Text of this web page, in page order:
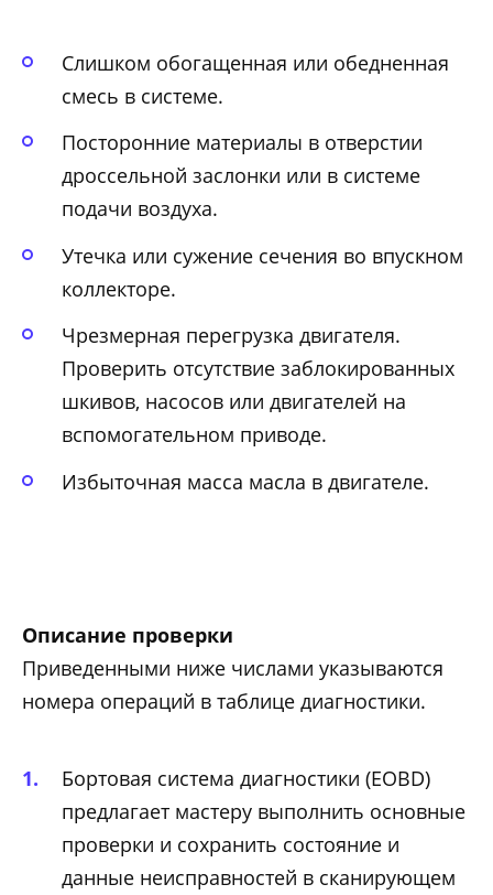
Слишком обогащенная или обедненная
смесь в системе.
Посторонние материалы в отверстии
дроссельной заслонки или в системе
подачи воздуха.
Утечка или сужение сечения во впускном
коллекторе.
Чрезмерная перегрузка двигателя.
Проверить отсутствие заблокированных
шкивов, насосов или двигателей на
вспомогательном приводе.
Избыточная масса масла в двигателе.
Описание проверки
Приведенными ниже числами указываются
номера операций в таблице диагностики.
Бортовая система диагностики (EOBD)
предлагает мастеру выполнить основные
проверки и сохранить состояние и
данные неисправностей в сканирующем